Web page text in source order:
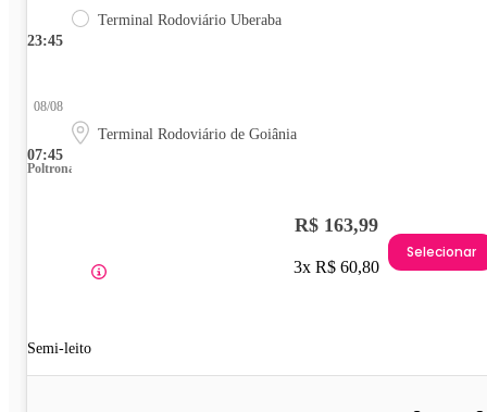
23:45
Terminal Rodoviário Uberaba
07:45
08/08
Terminal Rodoviário de Goiânia
Poltrona
Semi-leito
R$ 163,99
3x R$ 60,80
Selecionar